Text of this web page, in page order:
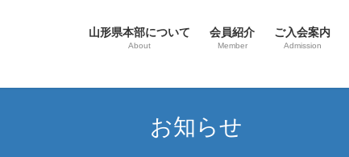
山形県本部について
About
会員紹介
Member
ご入会案内
Admission
お知らせ